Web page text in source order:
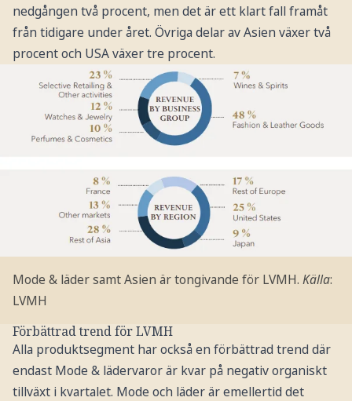
nedgången två procent, men det är ett klart fall framåt
från tidigare under året. Övriga delar av Asien växer två
procent och USA växer tre procent.
Mode & läder samt Asien är tongivande för LVMH. Källa:
LVMH
Förbättrad trend för LVMH
Alla produktsegment har också en förbättrad trend där
endast Mode & lädervaror är kvar på negativ organiskt
tillväxt i kvartalet. Mode och läder är emellertid det